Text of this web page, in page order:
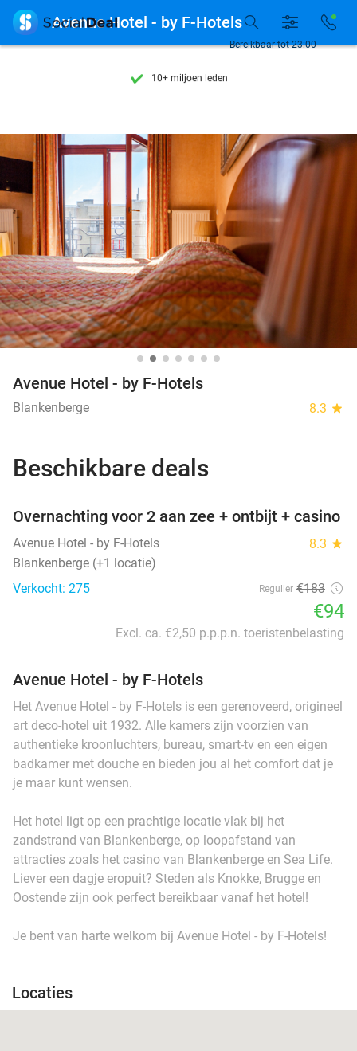
7 dagen per week beschikbaar
10+ miljoen leden
7 dagen per week beschikbaar
10+ miljoen leden
Bereikbaar tot 23:00
 Avenue Hotel - by F-Hotels
Avenue Hotel - by F-Hotels
Blankenberge 8.3 star
Beschikbare deals
Overnachting voor 2 aan zee + ontbijt + casino
Avenue Hotel - by F-Hotels 8.3 star
Blankenberge (+1 locatie)
Verkocht: 275
Regulier €183
€94
Excl. ca. €2,50 p.p.p.n. toeristenbelasting
Avenue Hotel - by F-Hotels
Het Avenue Hotel - by F-Hotels is een gerenoveerd, origineel
art deco-hotel uit 1932. Alle kamers zijn voorzien van
authentieke kroonluchters, bureau, smart-tv en een eigen
badkamer met douche en bieden jou al het comfort dat je
je maar kunt wensen.
Het hotel ligt op een prachtige locatie vlak bij het
zandstrand van Blankenberge, op loopafstand van
attracties zoals het casino van Blankenberge en Sea Life.
Liever een dagje eropuit? Steden als Knokke, Brugge en
Oostende zijn ook perfect bereikbaar vanaf het hotel!
Je bent van harte welkom bij Avenue Hotel - by F-Hotels!
Locaties